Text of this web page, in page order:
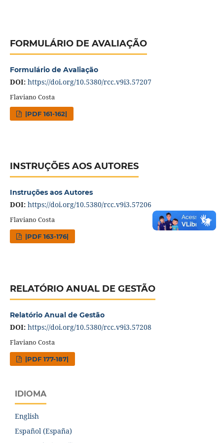
FORMULÁRIO DE AVALIAÇÃO
Formulário de Avaliação
DOI: https://doi.org/10.5380/rcc.v9i3.57207
Flaviano Costa
|PDF 161-162|
INSTRUÇÕES AOS AUTORES
Instruções aos Autores
DOI: https://doi.org/10.5380/rcc.v9i3.57206
Flaviano Costa
|PDF 163-176|
RELATÓRIO ANUAL DE GESTÃO
Relatório Anual de Gestão
DOI: https://doi.org/10.5380/rcc.v9i3.57208
Flaviano Costa
|PDF 177-187|
IDIOMA
English
Español (España)